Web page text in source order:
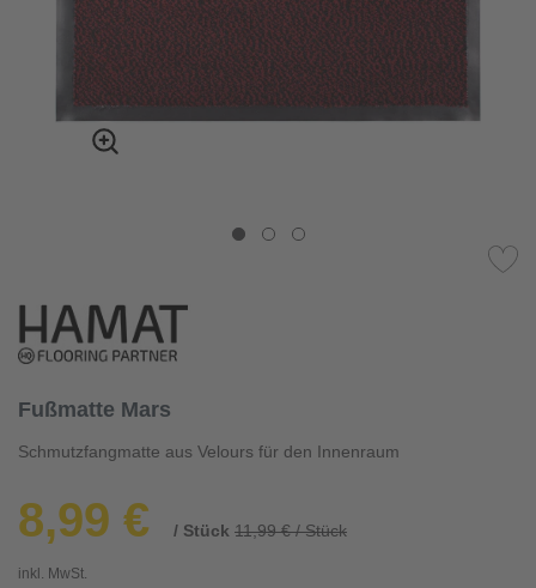
Fußmatte Mars
Schmutzfangmatte aus Velours für den Innenraum
8,99 € / Stück 11,99 € / Stück
inkl. MwSt.